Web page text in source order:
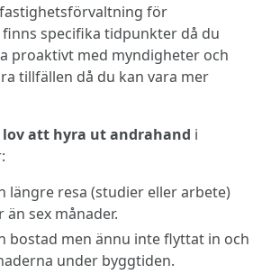
för
specifika tidpunkter då du
proaktivt med myndigheter och
tillfällen då du kan vara mer
lov att hyra ut andrahand i
längre resa (studier eller arbete)
sex månader.
bostad men ännu inte flyttat in och
under byggtiden.